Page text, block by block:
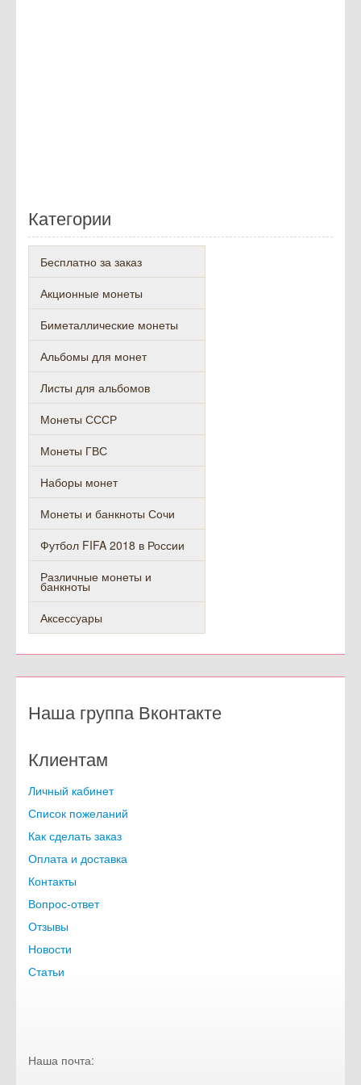
Категории
Бесплатно за заказ
Акционные монеты
Биметаллические монеты
Альбомы для монет
Листы для альбомов
Монеты СССР
Монеты ГВС
Наборы монет
Монеты и банкноты Сочи
Футбол FIFA 2018 в России
Различные монеты и
банкноты
Аксессуары
Наша группа Вконтакте
Клиентам
Личный кабинет
Список пожеланий
Как сделать заказ
Оплата и доставка
Контакты
Вопрос-ответ
Отзывы
Новости
Статьи
Наша почта: